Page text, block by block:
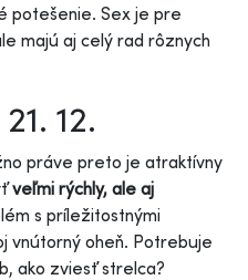
potešenie. Sex je pre
majú aj celý rad rôznych
12.
práve preto je atraktívny
veľmi rýchly, ale aj
s príležitostnými
vnútorný oheň. Potrebuje
ako zviesť strelca?